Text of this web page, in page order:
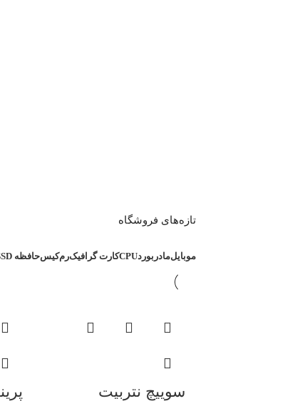
تازه‌های فروشگاه
موبایلمادربوردCPUکارت گرافیکرمکیسحافظه SSD
سوییچ نتربیت